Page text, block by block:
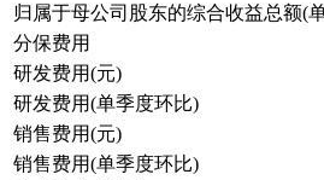
归属于母公司股东的综合收益总额(
分保费用
研发费用(元)
研发费用(单季度环比)
销售费用(元)
销售费用(单季度环比)